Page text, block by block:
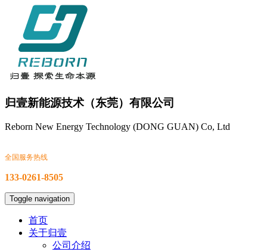
归壹新能源技术（东莞）有限公司
Reborn New Energy Technology (DONG GUAN) Co, Ltd
全国服务热线
133-0261-8505
Toggle navigation
首页
关于归壹
公司介绍